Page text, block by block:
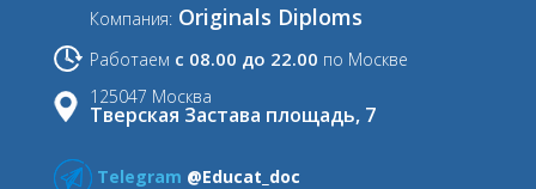
Компания: Originals Diploms
Работаем с 08.00 до 22.00 по Москве
125047 Москва
Тверская Застава площадь, 7
Telegram @Educat_doc